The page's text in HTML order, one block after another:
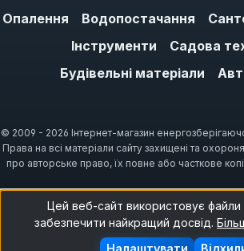
Опалення Водопостачання
Інструменти
Садова
Будівельні матеріали
© 2009 - 2026 Інтернет-магазин
Права на всі матеріали сайту захищені та
про авторське право, їх повне або часткове
Цей веб-сайт використовує
забезпечити найкращий досвід.
Налаштувати